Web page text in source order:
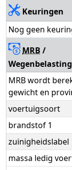
Keuringen
Nog geen
MRB /
Wegenbelasting
MRB wordt
gewicht en
voertuigsoort
brandstof 1
zuinigheidslabel
massa ledig